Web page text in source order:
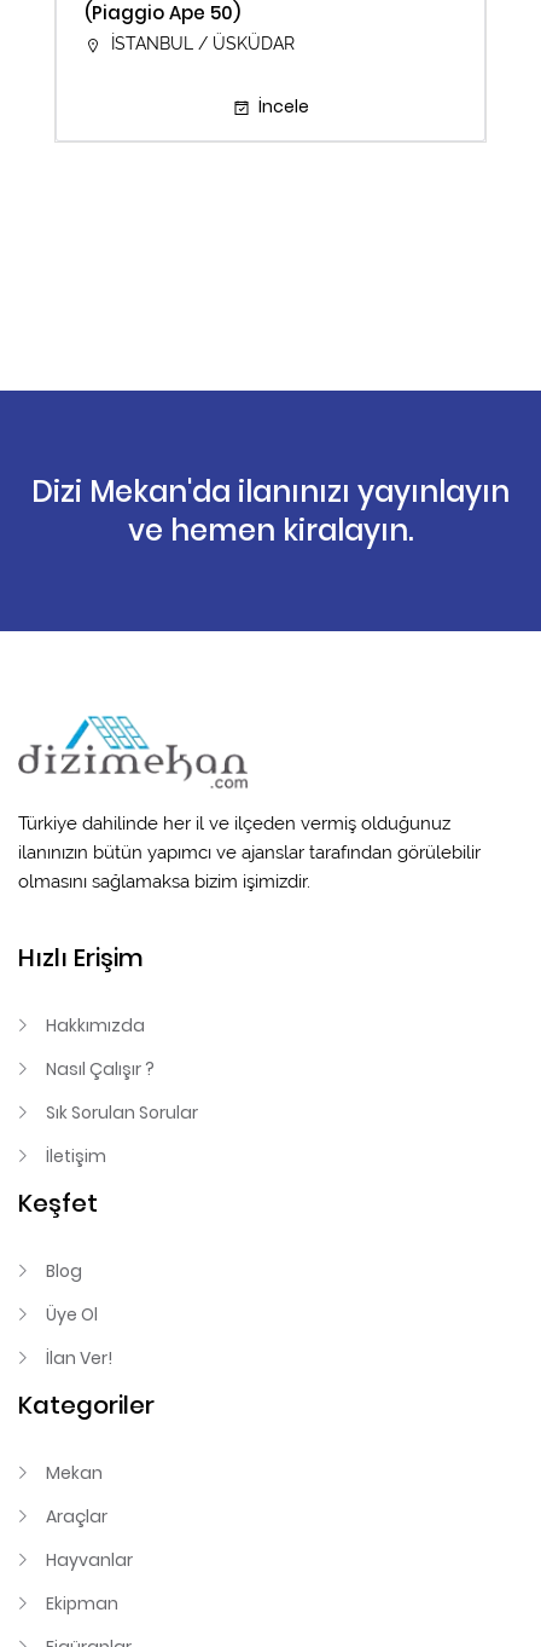
(Piaggio Ape 50)
İSTANBUL / ÜSKÜDAR
İncele
Dizi Mekan'da ilanınızı yayınlayın
ve hemen kiralayın.
Türkiye dahilinde her il ve ilçeden vermiş olduğunuz
ilanınızın bütün yapımcı ve ajanslar tarafından görülebilir
olmasını sağlamaksa bizim işimizdir.
Hızlı Erişim
Hakkımızda
Nasıl Çalışır ?
Sık Sorulan Sorular
İletişim
Keşfet
Blog
Üye Ol
İlan Ver!
Kategoriler
Mekan
Araçlar
Hayvanlar
Ekipman